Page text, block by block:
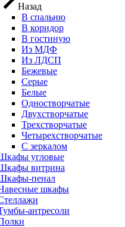
Назад
В спальню
В коридор
В гостиную
Из МДФ
Из ЛДСП
Бежевые
Серые
Белые
Одностворчатые
Двухстворчатые
Трехстворчатые
Четырехстворчатые
С зеркалом
угловые
витрина
пенал
шкафы
антресоли